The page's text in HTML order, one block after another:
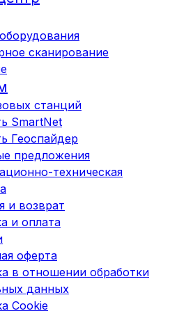
сканирование
станций
SmartNet
Геоспайдер
предложения
техническая
и возврат
и оплата
оферта
в отношении обработки
данных
Cookie